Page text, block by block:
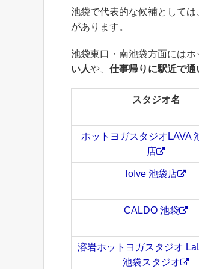
池袋で代表的な候補としては
があります。
池袋東口・南池袋方面にはホ
い人や、 仕事帰りに駅近で通
スタジオ名
ホットヨガスタジオLAVA
店
loIve 池袋店
CALDO 池袋
溶岩ホットヨガスタジオ
池袋スタジオ